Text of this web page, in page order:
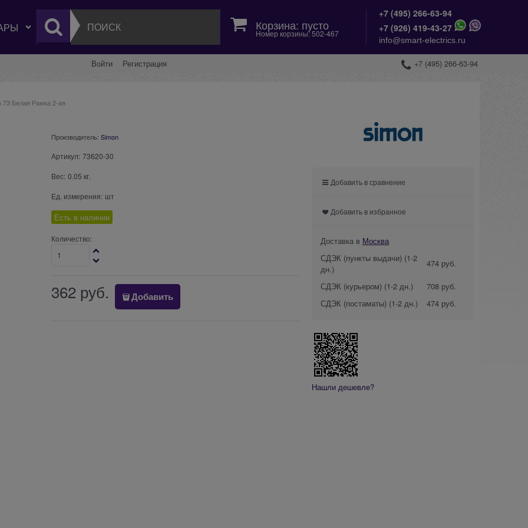
Корзина: пусто
Номер корзины: 502-467
+7 (495) 266-63-94
+7 (926) 419-43-27
info@smart-electrics.ru
Войти Регистрация +7 (495) 266-63-94
73 Белая Рамка 2-ая
Производитель: Simon
Артикул: 73620-30
Вес: 0.05 кг.
Ед. измерения: шт
Есть в наличии
Количество:
362 руб. Добавить
Добавить в сравнение
Добавить в избранное
Доставка в Москва
СДЭК (пункты выдачи) (1-2
дн.)
474 руб.
СДЭК (курьером) (1-2 дн.)
708 руб.
СДЭК (постаматы) (1-2 дн.) 474 руб.
Нашли дешевле?